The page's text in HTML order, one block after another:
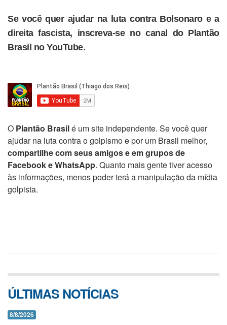
Se você quer ajudar na luta contra Bolsonaro e a
direita fascista, inscreva-se no canal do Plantão
Brasil no YouTube.
O Plantão Brasilé um site independente. Se você quer
ajudar na luta contra o golpismo e por um Brasil melhor,
compartilhe com seus amigos e em grupos de
Facebook e WhatsApp. Quanto mais gente tiver acesso
às informações, menos poder terá a manipulação da mídia
golpista.
ÚLTIMAS NOTÍCIAS
8/8/2026